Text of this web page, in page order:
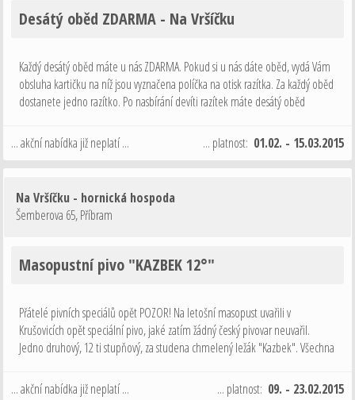
Desátý oběd ZDARMA - Na Vršíčku
Každý desátý oběd máte u nás ZDARMA. Pokud si u nás dáte oběd, vydá Vám
obsluha kartičku na níž jsou vyznačena políčka na otisk razítka. Za každý oběd
dostanete jedno razítko. Po nasbírání devíti razítek máte desátý oběd
…
... akční nabídka již neplatí ... ... platnost: 01.02. - 15.03.2015
Na Vršíčku - hornická hospoda
Šemberova 65,Příbram
Masopustní pivo "KAZBEK 12°"
Přátelé pivních speciálů opět POZOR! Na letošní masopust uvařili v
Krušovicích opět speciální pivo, jaké zatím žádný český pivovar neuvařil.
Jedno druhový, 12 ti stupňový, za studena chmelený ležák "Kazbek". Všechna
... akční nabídka již neplatí ...
... platnost: 09. - 23.02.2015